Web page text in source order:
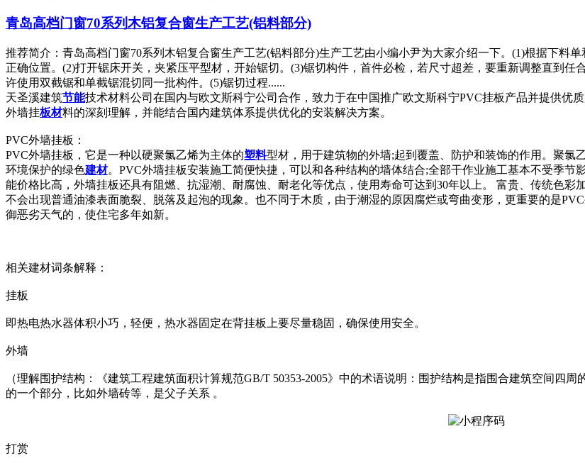
青岛高档门窗70系列木铝复合窗生产工艺(铝料部分)
推荐简介：青岛高档门窗70系列木铝复合窗生产工艺(铝料部分)生产工艺由小编小尹为大家介绍一下。(1)根据下料
正确位置。(2)打开锯床开关，夹紧压平型材，开始锯切。(3)锯切构件，首件必检，若尺寸超差，要重新调整直到
许使用双截锯和单截锯混切同一批构件。(5)锯切过程......
天圣溪建筑节能技术材料公司在国内与欧文斯科宁公司合作，致力于在中国推广欧文斯科宁PVC挂板产品并提供
外墙挂板材料的深刻理解，并能结合国内建筑体系提供优化的安装解决方案。
PVC外墙挂板：
PVC外墙挂板，它是一种以硬聚氯乙烯为主体的塑料型材，用于建筑物的外墙;起到覆盖、防护和装饰的作用。聚氯
环境保护的绿色建材。PVC外墙挂板安装施工简便快捷，可以和各种结构的墙体结合;全部干作业施工基本不受季节
能价格比高，外墙挂板还具有阻燃、抗湿潮、耐腐蚀、耐老化等优点，使用寿命可达到30年以上。 富贵、传统色
不会出现普通油漆表面脆裂、脱落及起泡的现象。也不同于木质，由于潮湿的原因腐烂或弯曲变形，更重要的是
御恶劣天气的，使住宅多年如新。
相关建材词条解释：
挂板
即热电热水器体积小巧，轻便，热水器固定在背挂板上要尽量稳固，确保使用安全。
外墙
（理解围护结构：《建筑工程建筑面积计算规范GB/T 50353-2005》中的术语说明：围护结构是指围合建筑空间四
的一个部分，比如外墙砖等，是父子关系 。
打赏